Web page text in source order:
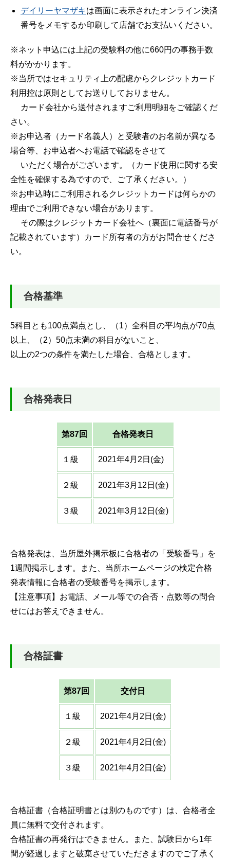
デイリーヤマザキは画面に表示されたオンライン決済
番号をメモするか印刷して店舗でお支払いください。
※ネット申込には上記の受験料の他に660円の事務手数
料がかかります。
※当所ではセキュリティ上の配慮からクレジットカード
利用控は原則としてお送りしておりません。
カード会社から送付されますご利用明細をご確認くだ
さい。
※お申込者（カード名義人）と受験者のお名前が異なる
場合等、お申込者へお電話で確認をさせて
いただく場合がございます。（カード使用に関する安
全性を確保する為ですので、ご了承ください。）
※お申込時にご利用されるクレジットカードは何らかの
理由でご利用できない場合があります。
その際はクレジットカード会社へ（裏面に電話番号が
記載されています）カード所有者の方がお問合せくださ
い。
合格基準
5科目とも100点満点とし、（1）全科目の平均点が70点
以上、（2）50点未満の科目がないこと、
以上の2つの条件を満たした場合、合格とします。
合格発表日
第87回 合格発表日
１級 2021年4月2日(金)
２級 2021年3月12日(金)
３級 2021年3月12日(金)
合格発表は、当所屋外掲示板に合格者の「受験番号」を
1週間掲示します。また、当所ホームページの検定合格
発表情報に合格者の受験番号を掲示します。
【注意事項】お電話、メール等での合否・点数等の問合
せにはお答えできません。
合格証書
第87回 交付日
１級 2021年4月2日(金)
２級 2021年4月2日(金)
３級 2021年4月2日(金)
合格証書（合格証明書とは別のものです）は、合格者全
員に無料で交付されます。
合格証書の再発行はできません。また、試験日から1年
間が経過しますと破棄させていただきますのでご了承く